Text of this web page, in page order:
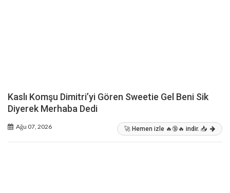
Kaslı Komşu Dimitri’yi Gören Sweetie Gel Beni Sik
Diyerek Merhaba Dedi
Ağu 07, 2026 🚀 Hemen izle 🔥🔞🔥 indir. 📥